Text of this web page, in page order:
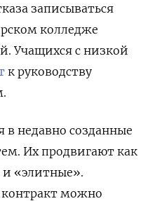
записываться
колледже
Учащихся с низкой
к руководству
в недавно созданные
Ихпродвигают как
«элитные».
контракт можно